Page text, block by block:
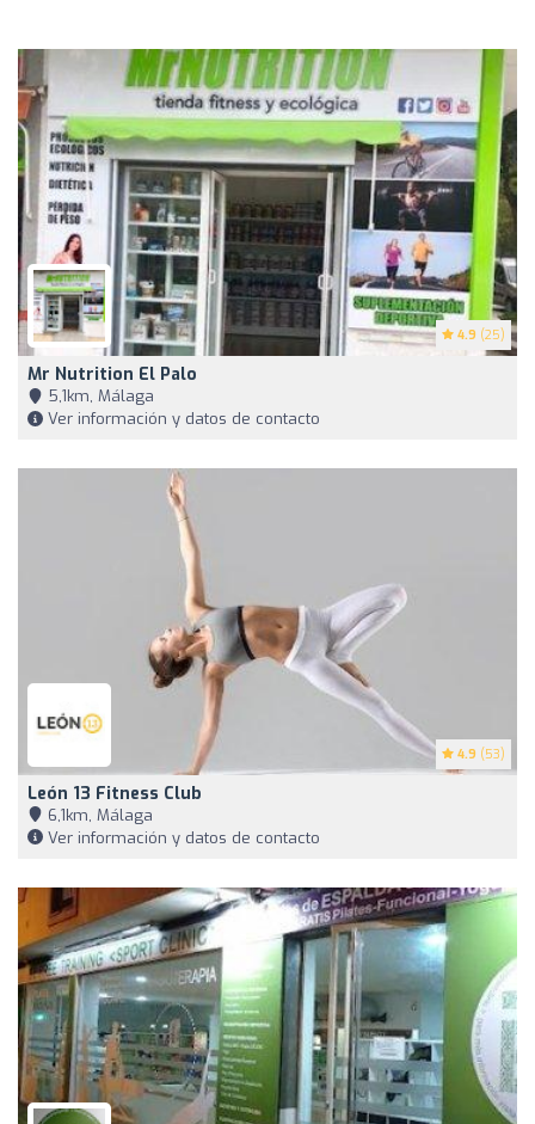
4.9 (25)
Mr Nutrition El Palo
5,1km, Málaga
Ver información y datos de contacto
4.9 (53)
León 13 Fitness Club
6,1km, Málaga
Ver información y datos de contacto